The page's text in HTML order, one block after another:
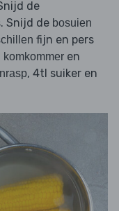
de
Snijd de bosuien
fijn en pers
komkommer en
, 4tl suiker en